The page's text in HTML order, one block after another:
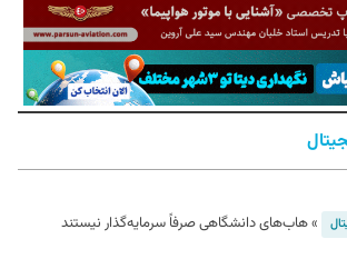
»هاب‌های دانشگاهی صرفاً سرمایه‌گذار نیستند